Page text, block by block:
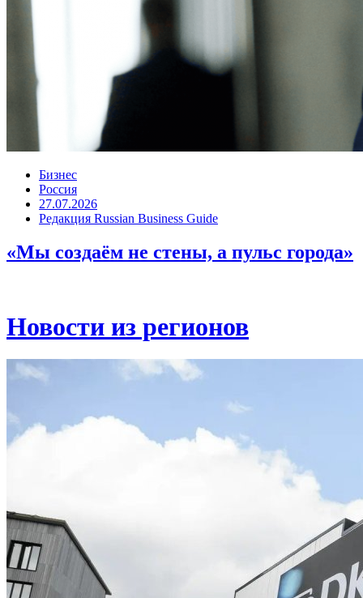
Бизнес
Россия
27.07.2026
Редакция Russian Business Guide
«Мы создаём не стены, а пульс города»
Новости из регионов